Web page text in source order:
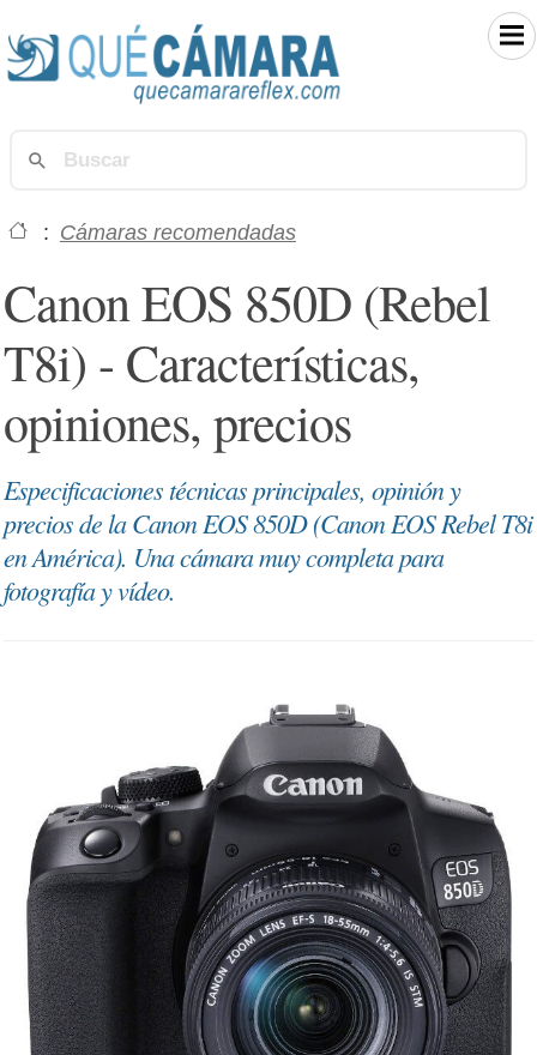
: Cámaras recomendadas
Canon EOS 850D (Rebel
T8i) - Características,
opiniones, precios
Especificaciones técnicas principales, opinión y
precios de la Canon EOS 850D (Canon EOS Rebel T8i
en América). Una cámara muy completa para
fotografía y vídeo.